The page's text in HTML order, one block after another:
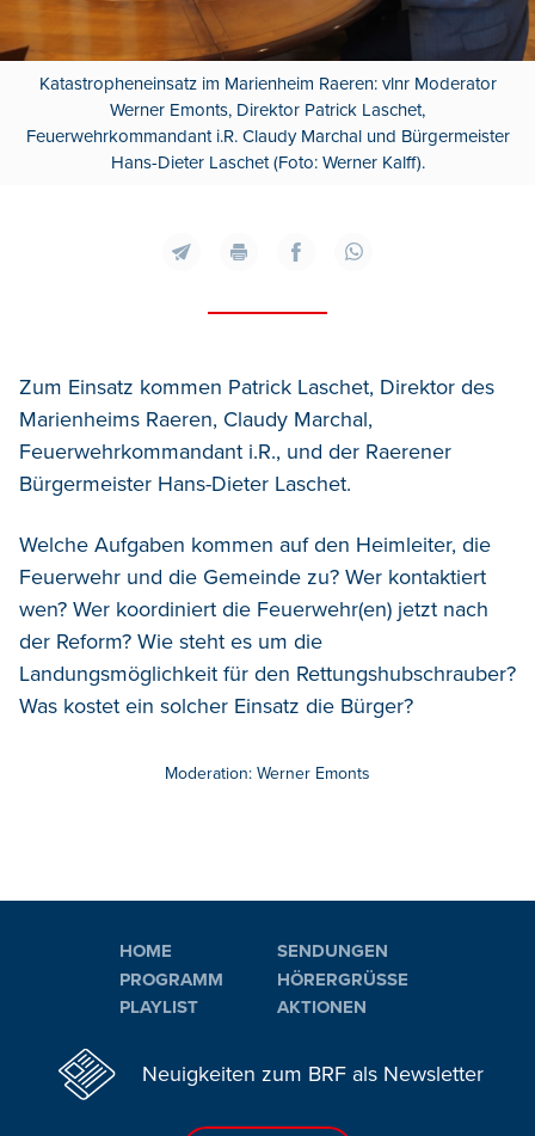
Katastropheneinsatz im Marienheim Raeren: vlnr Moderator
Werner Emonts, Direktor Patrick Laschet,
Feuerwehrkommandant i.R. Claudy Marchal und Bürgermeister
Hans-Dieter Laschet (Foto: Werner Kalff).
Zum Einsatz kommen Patrick Laschet, Direktor des
Marienheims Raeren, Claudy Marchal,
Feuerwehrkommandant i.R., und der Raerener
Bürgermeister Hans-Dieter Laschet.
Welche Aufgaben kommen auf den Heimleiter, die
Feuerwehr und die Gemeinde zu? Wer kontaktiert
wen? Wer koordiniert die Feuerwehr(en) jetzt nach
der Reform? Wie steht es um die
Landungsmöglichkeit für den Rettungshubschrauber?
Was kostet ein solcher Einsatz die Bürger?
Moderation: Werner Emonts
HOME
PROGRAMM
PLAYLIST
SENDUNGEN
HÖRERGRÜSSE
AKTIONEN
Neuigkeiten zum BRF als Newsletter